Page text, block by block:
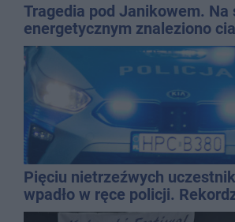
Tragedia pod Janikowem. Na
energetycznym znaleziono
mężczyzny
Pięciu nietrzeźwych
wpadło w ręce policji.
promila